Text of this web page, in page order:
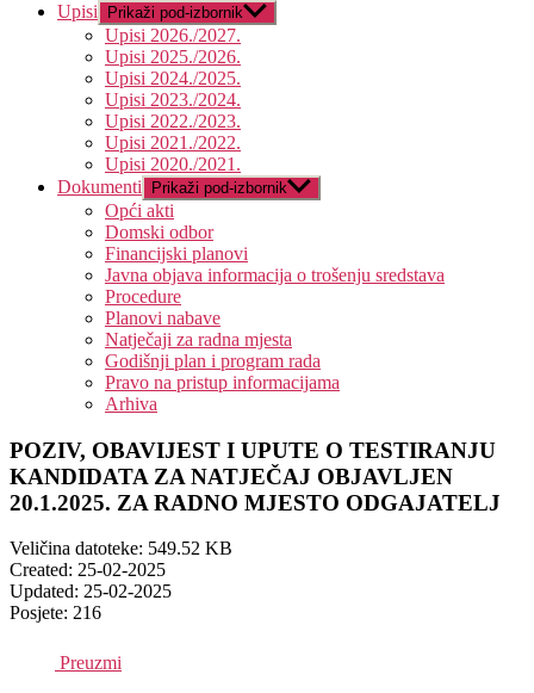
Upisi
Prikaži pod-izbornik
Upisi 2026./2027.
Upisi 2025./2026.
Upisi 2024./2025.
Upisi 2023./2024.
Upisi 2022./2023.
Upisi 2021./2022.
Upisi 2020./2021.
Dokumenti
Prikaži pod-izbornik
Opći akti
Domski odbor
Financijski planovi
Javna objava informacija o trošenju sredstava
Procedure
Planovi nabave
Natječaji za radna mjesta
Godišnji plan i program rada
Pravo na pristup informacijama
Arhiva
POZIV, OBAVIJEST I UPUTE O TESTIRANJU
KANDIDATA ZA NATJEČAJ OBJAVLJEN
20.1.2025. ZA RADNO MJESTO ODGAJATELJ
Veličina datoteke: 549.52 KB
Created: 25-02-2025
Updated: 25-02-2025
Posjete: 216
Preuzmi